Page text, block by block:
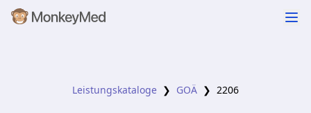
Leistungskataloge ❯ GOÄ ❯ 2206